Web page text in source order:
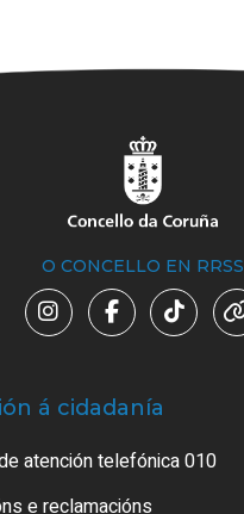
O CONCELLO EN RRSS
á cidadanía
atención telefónica 010
e reclamacións